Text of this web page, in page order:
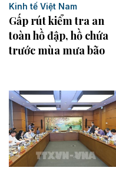
Kinh tế Việt Nam
Gấp rút kiểm tra an
toàn hồ đập, hồ chứa
trước mùa mưa bão